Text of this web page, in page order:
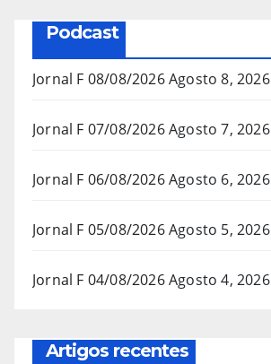
Podcast
Jornal F 08/08/2026Agosto 8, 2026
Jornal F 07/08/2026Agosto 7, 2026
Jornal F 06/08/2026Agosto 6, 2026
Jornal F 05/08/2026Agosto 5, 2026
Jornal F 04/08/2026Agosto 4, 2026
Artigos recentes